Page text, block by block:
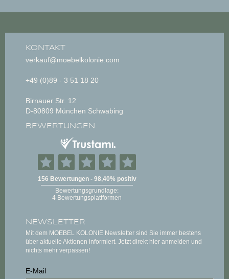
KONTAKT
verkauf@moebelkolonie.com
+49 (0)89 - 3 51 18 20
Birnauer Str. 12
D-80809 München Schwabing
BEWERTUNGEN
NEWSLETTER
Mit dem MOEBEL KOLONIE Newsletter sind Sie immer bestens
über aktuelle Aktionen informiert. Jetzt direkt hier anmelden und
nichts mehr verpassen!
E-Mail